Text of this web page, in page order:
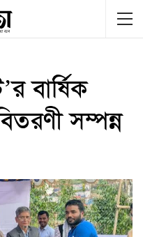
বার্ষিক
সম্পন্ন